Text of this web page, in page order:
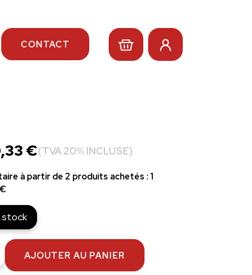
CONTACT
€(TVA 20% INCLUSE)
à partir de 2 produits achetés : 1
stock
AJOUTER AU PANIER